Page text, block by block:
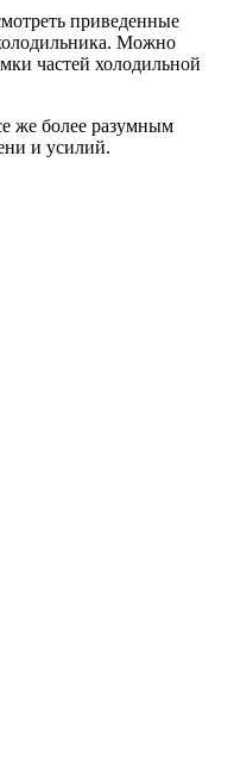
приведенные
Можно
частей холодильной
же более разумным
и усилий.